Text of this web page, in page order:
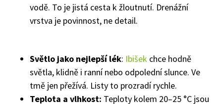
vodě. To je jistá cesta k žloutnutí. Drenážní
vrstva je povinnost, ne detail.
Světlo jako nejlepší lék: Ibišek chce hodně
světla, klidně i ranní nebo odpolední slunce. Ve
tmě jen přežívá. Listy to prozradí rychle.
Teplota a vlhkost: Teploty kolem 20–25 °C jsou